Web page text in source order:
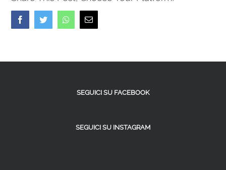
FacebookTwitter WhatsappEmail
SEGUICI SU FACEBOOK
SEGUICI SU INSTAGRAM